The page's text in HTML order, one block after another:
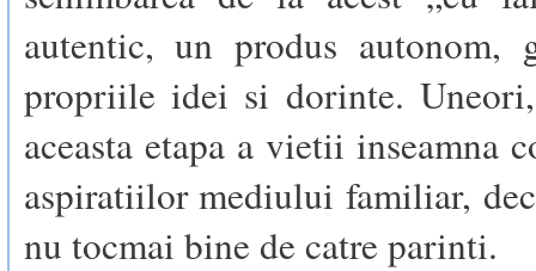
autentic, un produs autonom,
propriile idei si dorinte.
aceasta etapa a vietii inseamna
aspiratiilor mediului familiar,
nu tocmai bine de catre parinti.